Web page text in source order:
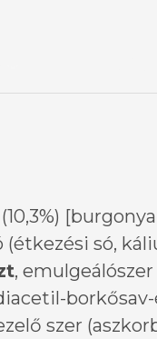
só,
,
borkősav-
szer